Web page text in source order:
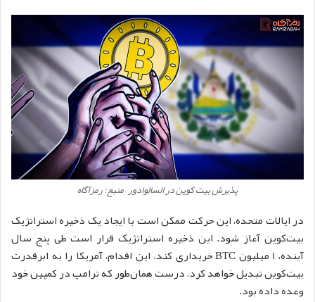
پذیرش بیت کوین در السالوادور – منبع: رمزآگاه
در ایالات متحده، این حرکت ممکن است با ایجاد یک ذخیره استراتژیک
بیت‌کوین آغاز شود. این ذخیره استراتژیک قرار است طی پنج سال
آینده، ۱ میلیون BTC خریداری کند. این اقدام، آمریکا را به ابرقدرت
بیت‌کوین تبدیل خواهد کرد، درست همان‌طور که ترامپ در کمپین خود
وعده داده بود.